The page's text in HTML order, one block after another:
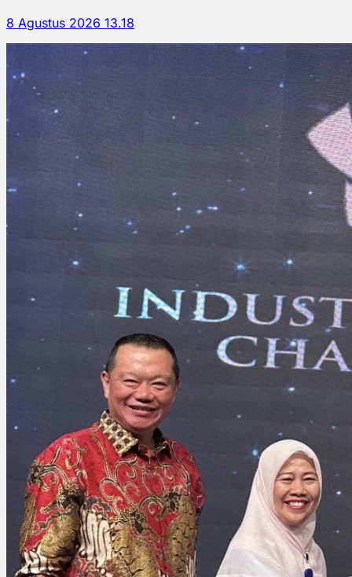
8 Agustus 2026 13.18